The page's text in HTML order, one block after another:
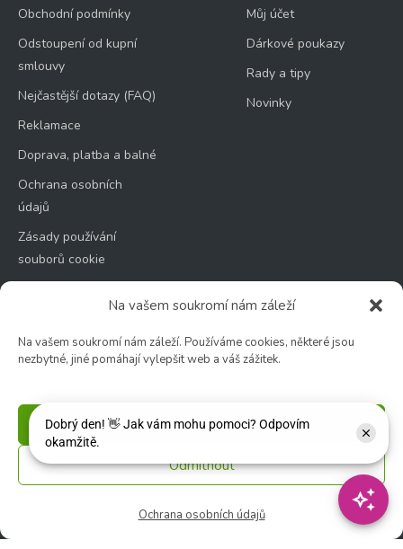
Na vašem soukromí nám záleží
Na vašem soukromí nám záleží. Používáme cookies, některé jsou
nezbytné, jiné pomáhají vylepšit web a váš zážitek.
Příjmout
Odmítnout
Ochrana osobních údajů
Obchodní podmínky
Odstoupení od kupní
smlouvy
Nejčastější dotazy (FAQ)
Reklamace
Doprava, platba a balné
Ochrana osobních
údajů
Zásady používání
souborů cookie
Můj účet
Dárkové poukazy
Rady a tipy
Novinky
Zahradní centrum
🚫 Neděle: ZAVŘENO
Květinářství
🕑 Ut – Pá: 9:00 - 12:00 │ 13:00 - 17:00